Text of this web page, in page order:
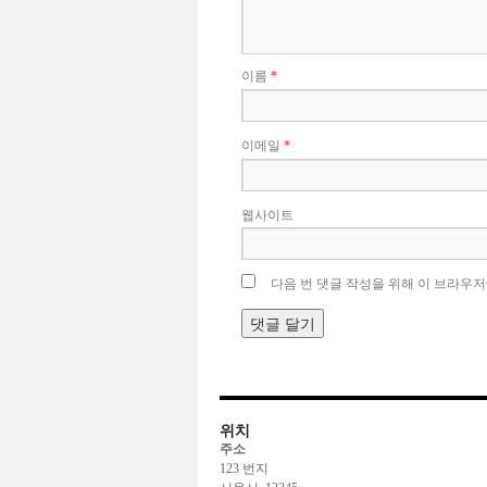
이름 *
이메일 *
웹사이트
다음 번 댓글 작성을 위해 이 브라우
위치
주소
123 번지